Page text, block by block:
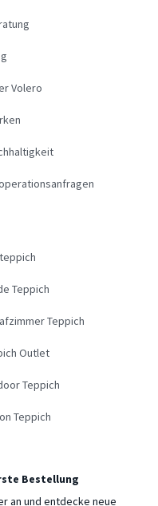
Volero
Teppich
Teppich
Outlet
Teppich
Teppich
Bestellung
an und entdecke neue